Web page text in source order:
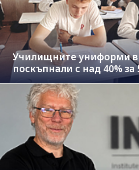
Училищните униформи в
поскъпнали с над 40% за